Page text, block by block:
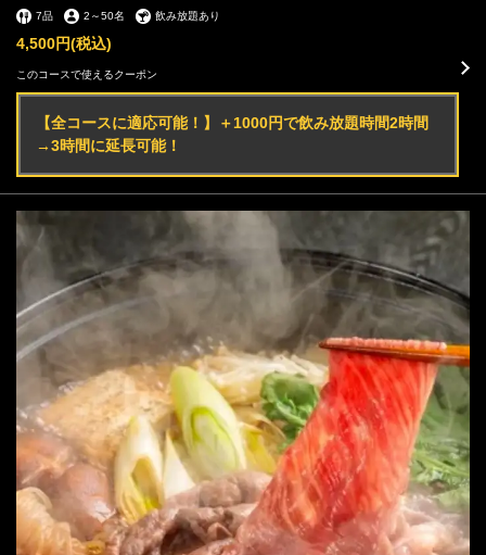
7品 2 ～50名 飲み放題あり
4,500円(税込)
このコースで使えるクーポン
【全コースに適応可能！】＋1000円で飲み放題時間2時間
→3時間に延長可能！